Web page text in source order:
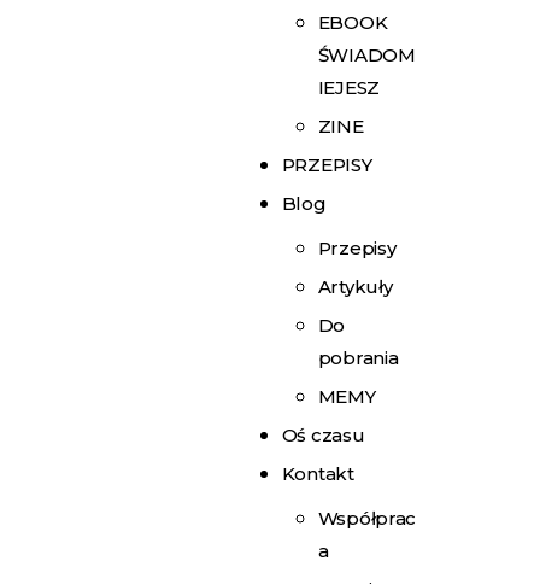
EBOOK
ŚWIADOM
IEJESZ
ZINE
PRZEPISY
Blog
Przepisy
Artykuły
Do
pobrania
MEMY
Oś czasu
Kontakt
Współprac
a